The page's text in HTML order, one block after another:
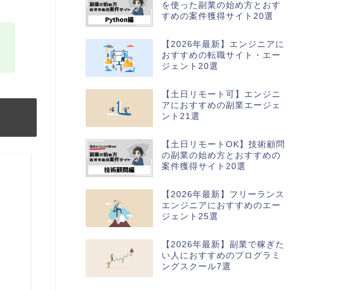
を使った副業の始め方とおす
すめの案件獲得サイト20選
【2026年最新】エンジニアに
おすすめの転職サイト・エー
ジェント20選
【土日リモート可】エンジニ
アにおすすめの副業エージェ
ント21選
【土日リモートOK】技術顧問
の副業の始め方とおすすめの
案件獲得サイト20選
【2026年最新】フリーランス
エンジニアにおすすめのエー
ジェント25選
【2026年最新】副業で稼ぎた
い人におすすめのプログラミ
ングスクール7選